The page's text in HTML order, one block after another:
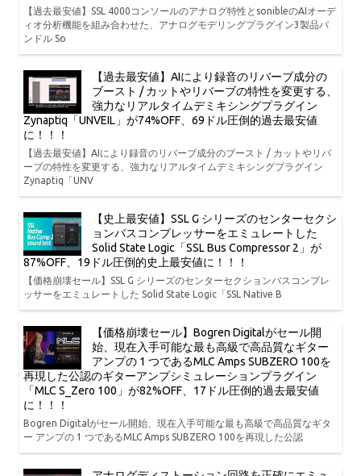
【過去最安値】SSL 4000コンソールのアナログ特性とsonibleのAIオーデ
ィオ分析機能を組み合わせた、アナログモデリングプラグイン3製品バ
ンドル So
【過去最安値】AIにより録音のリバーブ成分の
ブースト / カットやリバーブの特性を変更する、
強力なリアルタイムデミキシングプラグイン
Zynaptiq「UNVEIL」が74%OFF、69ドル圧倒的過去最安値
に！！！
【過去最安値】AIにより録音のリバーブ成分のブースト / カットやリバ
ーブの特性を変更する、強力なリアルタイムデミキシングプラグイン
Zynaptiq「UNV
【史上最安値】SSL G シリーズのセンターセクシ
ョンバスコンプレッサーをエミュレートした
Solid State Logic「SSL Bus Compressor 2」が
87%OFF、19ドル圧倒的史上最安値に！！！
【価格崩壊セール】SSL G シリーズのセンターセクションバスコンプレ
ッサーをエミュレートした Solid State Logic「SSL Native B
【価格崩壊セール】Bogren Digitalがセール開
始、現在入手可能な最も高級で高品質なギター
アンプの 1 つであるMLC Amps SUBZERO 100を
再現した公認のギターアンプシミュレーションプラグイン
「MLC S_Zero 100」が82%OFF、17ドル圧倒的過去最安値
に！！！
Bogren Digitalがセール開始、現在入手可能な最も高級で高品質なギタ
ー アンプの 1 つであるMLC Amps SUBZERO 100を再現した公認